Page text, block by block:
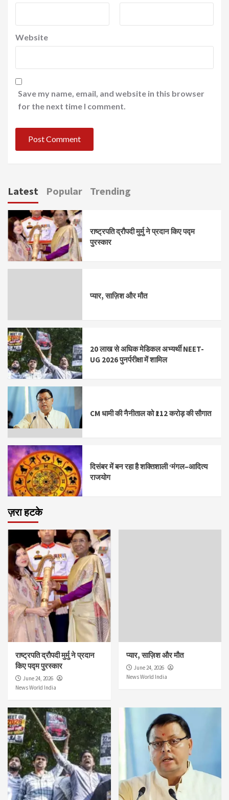
Website
Save my name, email, and website in this browser
for the next time I comment.
Latest Popular Trending
राष्ट्रपति द्रौपदी मुर्मु ने प्रदान किए पद्म
पुरस्कार
प्यार, साज़िश और मौत
20 लाख से अधिक मेडिकल अभ्यर्थी NEET-
UG 2026 पुनर्परीक्षा में शामिल
CM धामी की नैनीताल को ₹112 करोड़ की सौगात
दिसंबर में बन रहा है शक्तिशाली ‘मंगल–आदित्य
राजयोग
ज़रा हटके
राष्ट्रपति द्रौपदी मुर्मु ने प्रदान
किए पद्म पुरस्कार
June 24, 2026
News World India
प्यार, साज़िश और मौत
June 24, 2026
News World India